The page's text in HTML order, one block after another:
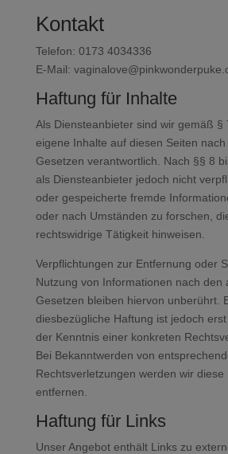
Kontakt
Telefon: 0173 4034336
E-Mail:
Haftung für Inhalte
Als Diensteanbieter sind wir gemäß §
eigene Inhalte auf diesen Seiten
Gesetzen verantwortlich. Nach §§ 8
als Diensteanbieter jedoch nicht
oder gespeicherte fremde
oder nach Umständen zu forschen,
rechtswidrige Tätigkeit hinweisen.
Verpflichtungen zur Entfernung oder
Nutzung von Informationen nach den
Gesetzen bleiben hiervon unberührt.
diesbezügliche Haftung ist jedoch
der Kenntnis einer konkreten
Bei Bekanntwerden von
Rechtsverletzungen werden wir
entfernen.
Haftung für Links
Unser Angebot enthält Links zu